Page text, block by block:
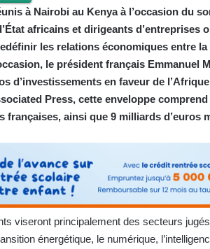
à Nairobi au Kenya à l’occasion du
africains et dirigeants d’entreprises
les relations économiques entre
le président français Emmanuel
d’investissements en faveur de
Press, cette enveloppe
françaises, ainsi que 9 milliards
viseront principalement des secteurs
énergétique, le numérique,